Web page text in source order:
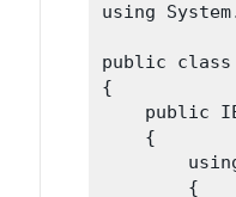
using
public class
{
public
    {
        {